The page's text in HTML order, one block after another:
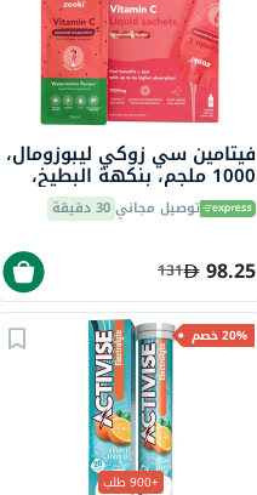
فيتامين سي زوكي ليبوزومال،
1000 ملجم، بنكهة البطيخ،
للأطفال، كيس 15 مل، 14
قطعة توصيل مجاني30 دقيقة
98.25
131
20% خصم
+900 طلب